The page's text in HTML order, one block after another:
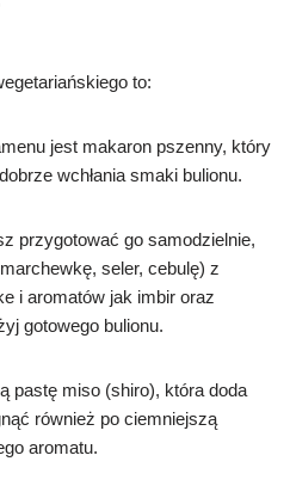
to:
jest makaron pszenny, który
wchłania smaki bulionu.
przygotować go samodzielnie,
seler, cebulę) z
i aromatów jak imbir oraz
gotowego bulionu.
pastę miso (shiro), która doda
również po ciemniejszą
aromatu.